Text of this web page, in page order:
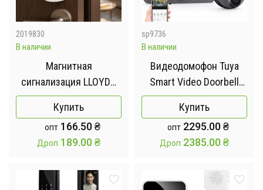
2019830
В наличии
Магнитная
сигнализация LLOYDS
LA-9012 /
Беспроводная
сигнализация на двери
и окна 4 шт
Купить
опт 166.50₴
Дроп 189.00₴
sp9736
В наличии
Видеодомофон Tuya
Smart Video Doorbell
ED-300PA / Дверной
беспроводной звонок
Wi-Fi с ИК-подсветкой и
датчиком движения
Купить
опт 2295.00₴
Дроп 2385.00₴